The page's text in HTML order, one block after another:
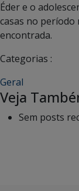
Éder e o
casas no
encontrada.
Categorias :
Geral
Veja
Sem posts